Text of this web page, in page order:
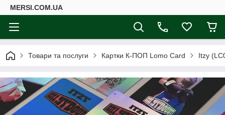
MERSI.COM.UA
Товари та послуги Картки К-ПОП Lomo Card Itzy